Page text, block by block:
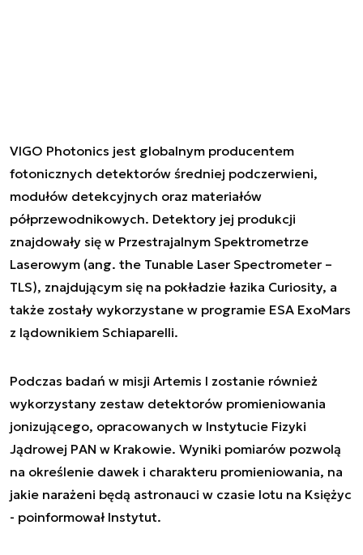
VIGO Photonics jest globalnym producentem
fotonicznych detektorów średniej podczerwieni,
modułów detekcyjnych oraz materiałów
półprzewodnikowych. Detektory jej produkcji
znajdowały się w Przestrajalnym Spektrometrze
Laserowym (ang. the Tunable Laser Spectrometer –
TLS), znajdującym się na pokładzie łazika Curiosity, a
także zostały wykorzystane w programie ESA ExoMars
z lądownikiem Schiaparelli.
Podczas badań w misji Artemis I zostanie również
wykorzystany zestaw detektorów promieniowania
jonizującego, opracowanych w Instytucie Fizyki
Jądrowej PAN w Krakowie. Wyniki pomiarów pozwolą
na określenie dawek i charakteru promieniowania, na
jakie narażeni będą astronauci w czasie lotu na Księżyc
- poinformował Instytut.